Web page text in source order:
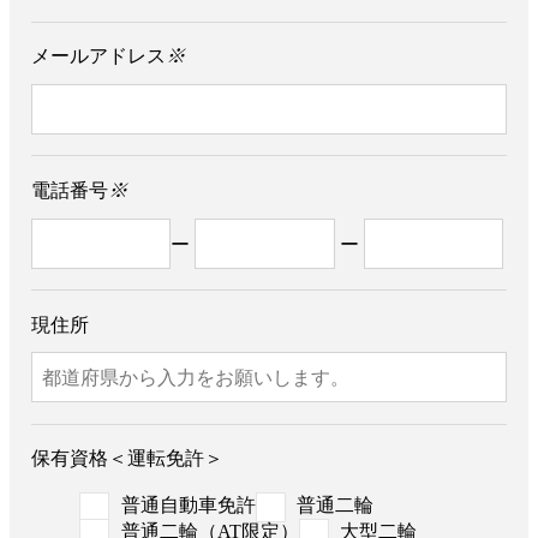
メールアドレス ※
電話番号※
ー ー
現住所
保有資格＜運転免許＞
普通自動車免許
普通二輪
普通二輪（AT限定）
大型二輪